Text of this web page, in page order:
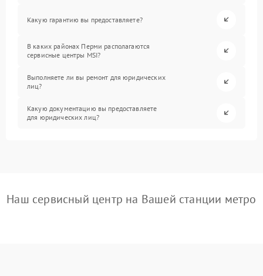
Какую гарантию вы предоставляете?
В каких районах Перми располагаются
сервисные центры MSI?
Выполняете ли вы ремонт для юридических
лиц?
Какую документацию вы предоставляете
для юридических лиц?
Наш сервисный центр на Вашей станции метро